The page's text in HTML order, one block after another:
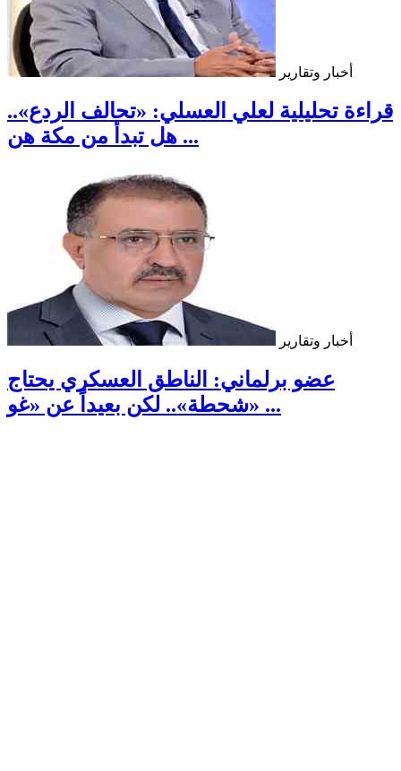
أخبار وتقارير
قراءة تحليلية لعلي العسلي: «تحالف الردع»..
هل تبدأ من مكة هن ...
أخبار وتقارير
عضو برلماني: الناطق العسكري يحتاج
«شحطة».. لكن بعيداً عن «غو ...